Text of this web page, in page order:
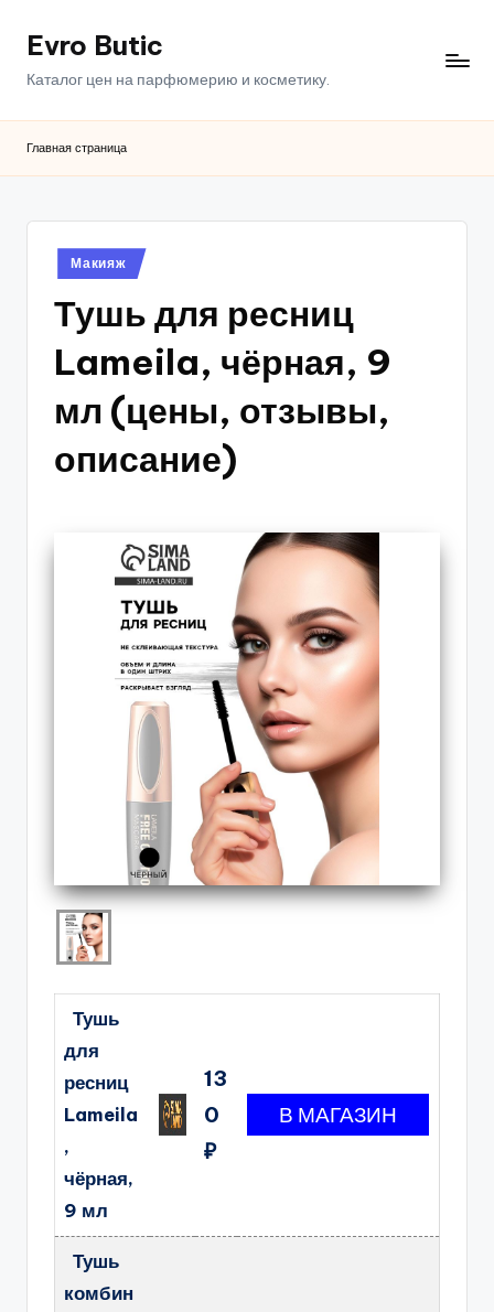
ПерейтиEvro Butic
Каталог цен на парфюмерию и косметику.
Главная страница
Опубликовано
в
Макияж
Тушь для ресниц
Lameila, чёрная, 9
мл (цены, отзывы,
описание)
Тушь
для
ресниц
Lameila
,
чёрная,
9 мл
13
0
₽
Тушь
комбин